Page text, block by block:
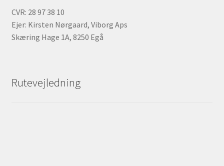
CVR: 28 97 38 10
Ejer: Kirsten Nørgaard, Viborg Aps
Skæring Hage 1A, 8250 Egå
Rutevejledning